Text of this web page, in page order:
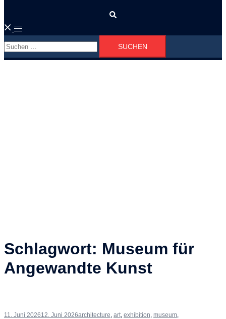
Menü
umschalten
Suchen
nach:
Schlagwort: Museum für
Angewandte Kunst
11. Juni 202612. Juni 2026architecture, art, exhibition, museum,